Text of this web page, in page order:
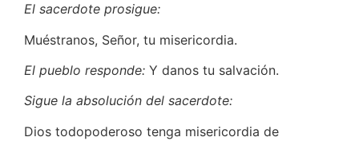
El sacerdote prosigue:
Muéstranos, Señor, tu misericordia.
El pueblo responde: Y danos tu salvación.
Sigue la absolución del sacerdote:
Dios todopoderoso tenga misericordia de